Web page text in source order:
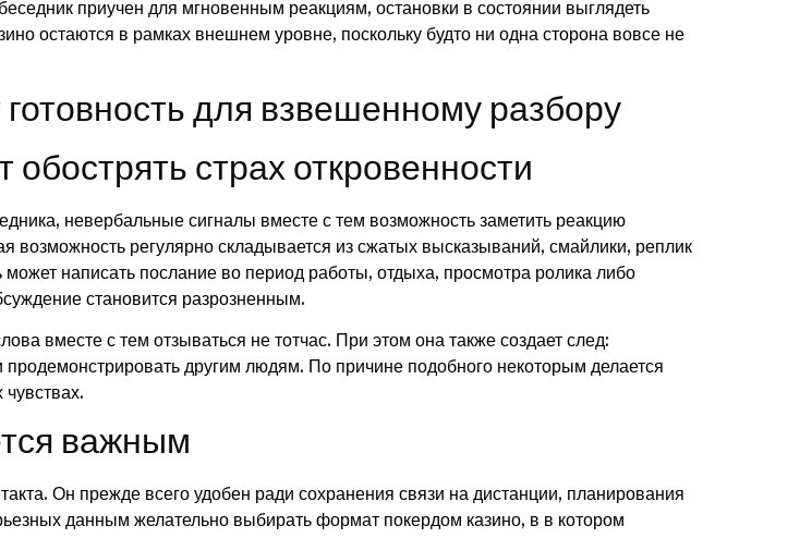
приучен для мгновенным реакциям, остановки в состоянии выглядеть
остаются в рамках внешнем уровне, поскольку будто ни одна сторона вовсе не
для взвешенному разбору
страх откровенности
невербальные сигналы вместе с тем возможность заметить реакцию
возможность регулярно складывается из сжатых высказываний, смайлики, реплик
написать послание во период работы, отдыха, просмотра ролика либо
становится разрозненным.
вместе с тем отзываться не тотчас. При этом она также создает след:
другим людям. По причине подобного некоторым делается
важным
Он прежде всего удобен ради сохранения связи на дистанции, планирования
данным желательно выбирать формат покердом казино, в в котором